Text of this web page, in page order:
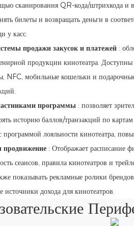
сканирования QR-кода/штрихкода и
билеты и возвращать деньги в
у касс.
продажи закусок и платежей:
продукции кинотеатра.
NFC, мобильные кошельки и
программы: позволяет
историю баллов/транзакций по
программой лояльности кинотеатра,
: Отображает расписание
сеансов, правила кинотеатров и
показывать рекламные ролики
источники дохода для кинотеатров.